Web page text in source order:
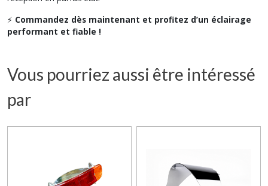
⚡ Commandez dès maintenant et profitez d’un éclairage
performant et fiable !
Vous pourriez aussi être intéressé
par